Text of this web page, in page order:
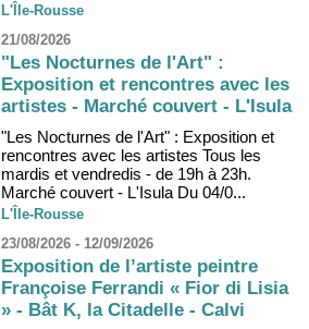
L'Île-Rousse
21/08/2026
"Les Nocturnes de l'Art" :
Exposition et rencontres avec les
artistes - Marché couvert - L'Isula
"Les Nocturnes de l'Art" : Exposition et
rencontres avec les artistes Tous les
mardis et vendredis - de 19h à 23h.
Marché couvert - L'Isula Du 04/0...
L'Île-Rousse
23/08/2026 - 12/09/2026
Exposition de l’artiste peintre
Françoise Ferrandi « Fior di Lisia
» - Bât K, la Citadelle - Calvi